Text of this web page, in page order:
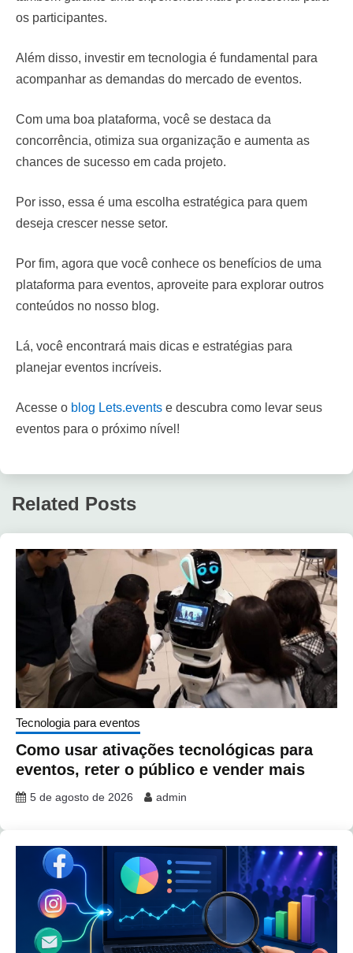
os participantes.
Além disso, investir em tecnologia é fundamental para
acompanhar as demandas do mercado de eventos.
Com uma boa plataforma, você se destaca da
concorrência, otimiza sua organização e aumenta as
chances de sucesso em cada projeto.
Por isso, essa é uma escolha estratégica para quem
deseja crescer nesse setor.
Por fim, agora que você conhece os benefícios de uma
plataforma para eventos, aproveite para explorar outros
conteúdos no nosso blog.
Lá, você encontrará mais dicas e estratégias para
planejar eventos incríveis.
Acesse o blog Lets.events e descubra como levar seus
eventos para o próximo nível!
Related Posts
Tecnologia para eventos
Como usar ativações tecnológicas para
eventos, reter o público e vender mais
5 de agosto de 2026 admin